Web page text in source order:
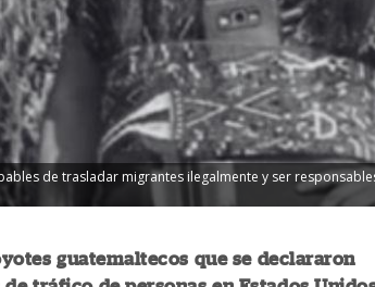
de trasladar migrantes ilegalmente y ser
guatemaltecos que se declararon